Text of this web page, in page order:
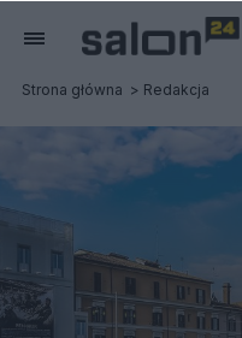
Strona główna Redakcja